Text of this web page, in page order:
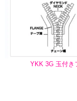
YKK 3G 玉付き